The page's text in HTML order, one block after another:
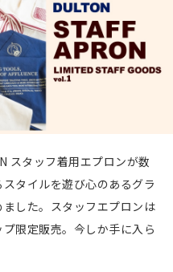
スタッフ着用エプロンが数
タイルを遊び心のあるグラ
した。スタッフエプロンは
限定販売。今しか手に入ら